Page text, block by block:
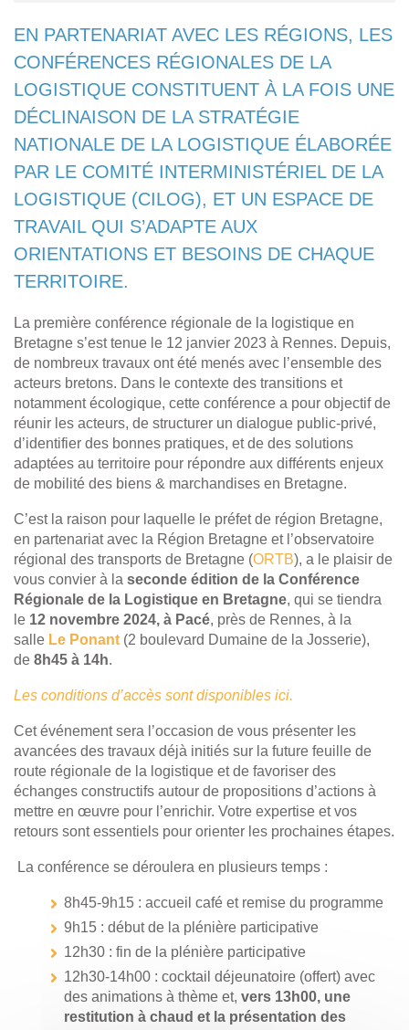
EN PARTENARIAT AVEC LES RÉGIONS, LES
CONFÉRENCES RÉGIONALES DE LA
LOGISTIQUE CONSTITUENT À LA FOIS UNE
DÉCLINAISON DE LA STRATÉGIE
NATIONALE DE LA LOGISTIQUE ÉLABORÉE
PAR LE COMITÉ INTERMINISTÉRIEL DE LA
LOGISTIQUE (CILOG), ET UN ESPACE DE
TRAVAIL QUI S’ADAPTE AUX
ORIENTATIONS ET BESOINS DE CHAQUE
TERRITOIRE.
La première conférence régionale de la logistique en
Bretagne s’est tenue le 12 janvier 2023 à Rennes. Depuis,
de nombreux travaux ont été menés avec l’ensemble des
acteurs bretons. Dans le contexte des transitions et
notamment écologique, cette conférence a pour objectif de
réunir les acteurs, de structurer un dialogue public-privé,
d’identifier des bonnes pratiques, et de des solutions
adaptées au territoire pour répondre aux différents enjeux
de mobilité des biens & marchandises en Bretagne.
C’est la raison pour laquelle le préfet de région Bretagne,
en partenariat avec la Région Bretagne et l’observatoire
régional des transports de Bretagne (ORTB), a le plaisir de
vous convier à la seconde édition de la Conférence
Régionale de la Logistique en Bretagne, qui se tiendra
le 12 novembre 2024, à Pacé, près de Rennes, à la
salle Le Ponant (2 boulevard Dumaine de la Josserie),
de 8h45 à 14h.
Les conditions d’accès sont disponibles ici.
Cet événement sera l’occasion de vous présenter les
avancées des travaux déjà initiés sur la future feuille de
route régionale de la logistique et de favoriser des
échanges constructifs autour de propositions d’actions à
mettre en œuvre pour l’enrichir. Votre expertise et vos
retours sont essentiels pour orienter les prochaines étapes.
La conférence se déroulera en plusieurs temps :
8h45-9h15 : accueil café et remise du programme
9h15 : début de la plénière participative
12h30 : fin de la plénière participative
12h30-14h00 : cocktail déjeunatoire (offert) avec
des animations à thème et, vers 13h00, une
restitution à chaud et la présentation des